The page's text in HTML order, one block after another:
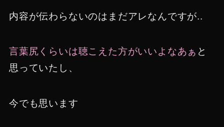
内容が伝わらないのはまだアレなんですが..
言葉尻くらいは聴こえた方がいいよなあぁ と
思っていたし、
今でも思います